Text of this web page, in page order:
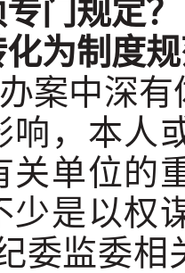
门规定？
为制度
案中深
响，本人
关单位的
少是以权
委监委